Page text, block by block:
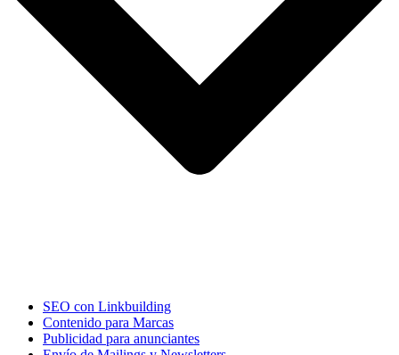
SEO con Linkbuilding
Contenido para Marcas
Publicidad para anunciantes